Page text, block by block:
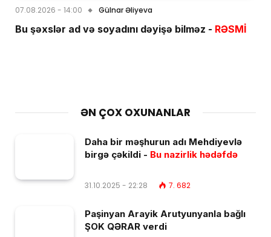
07.08.2026 - 14:00 Gülnar Əliyeva
Bu şəxslər ad və soyadını dəyişə bilməz - RƏSMİ
ƏN ÇOX OXUNANLAR
Daha bir məşhurun adı Mehdiyevlə
birgə çəkildi - Bu nazirlik hədəfdə
31.10.2025 - 22:28 7. 682
Paşinyan Arayik Arutyunyanla bağlı
ŞOK QƏRAR verdi